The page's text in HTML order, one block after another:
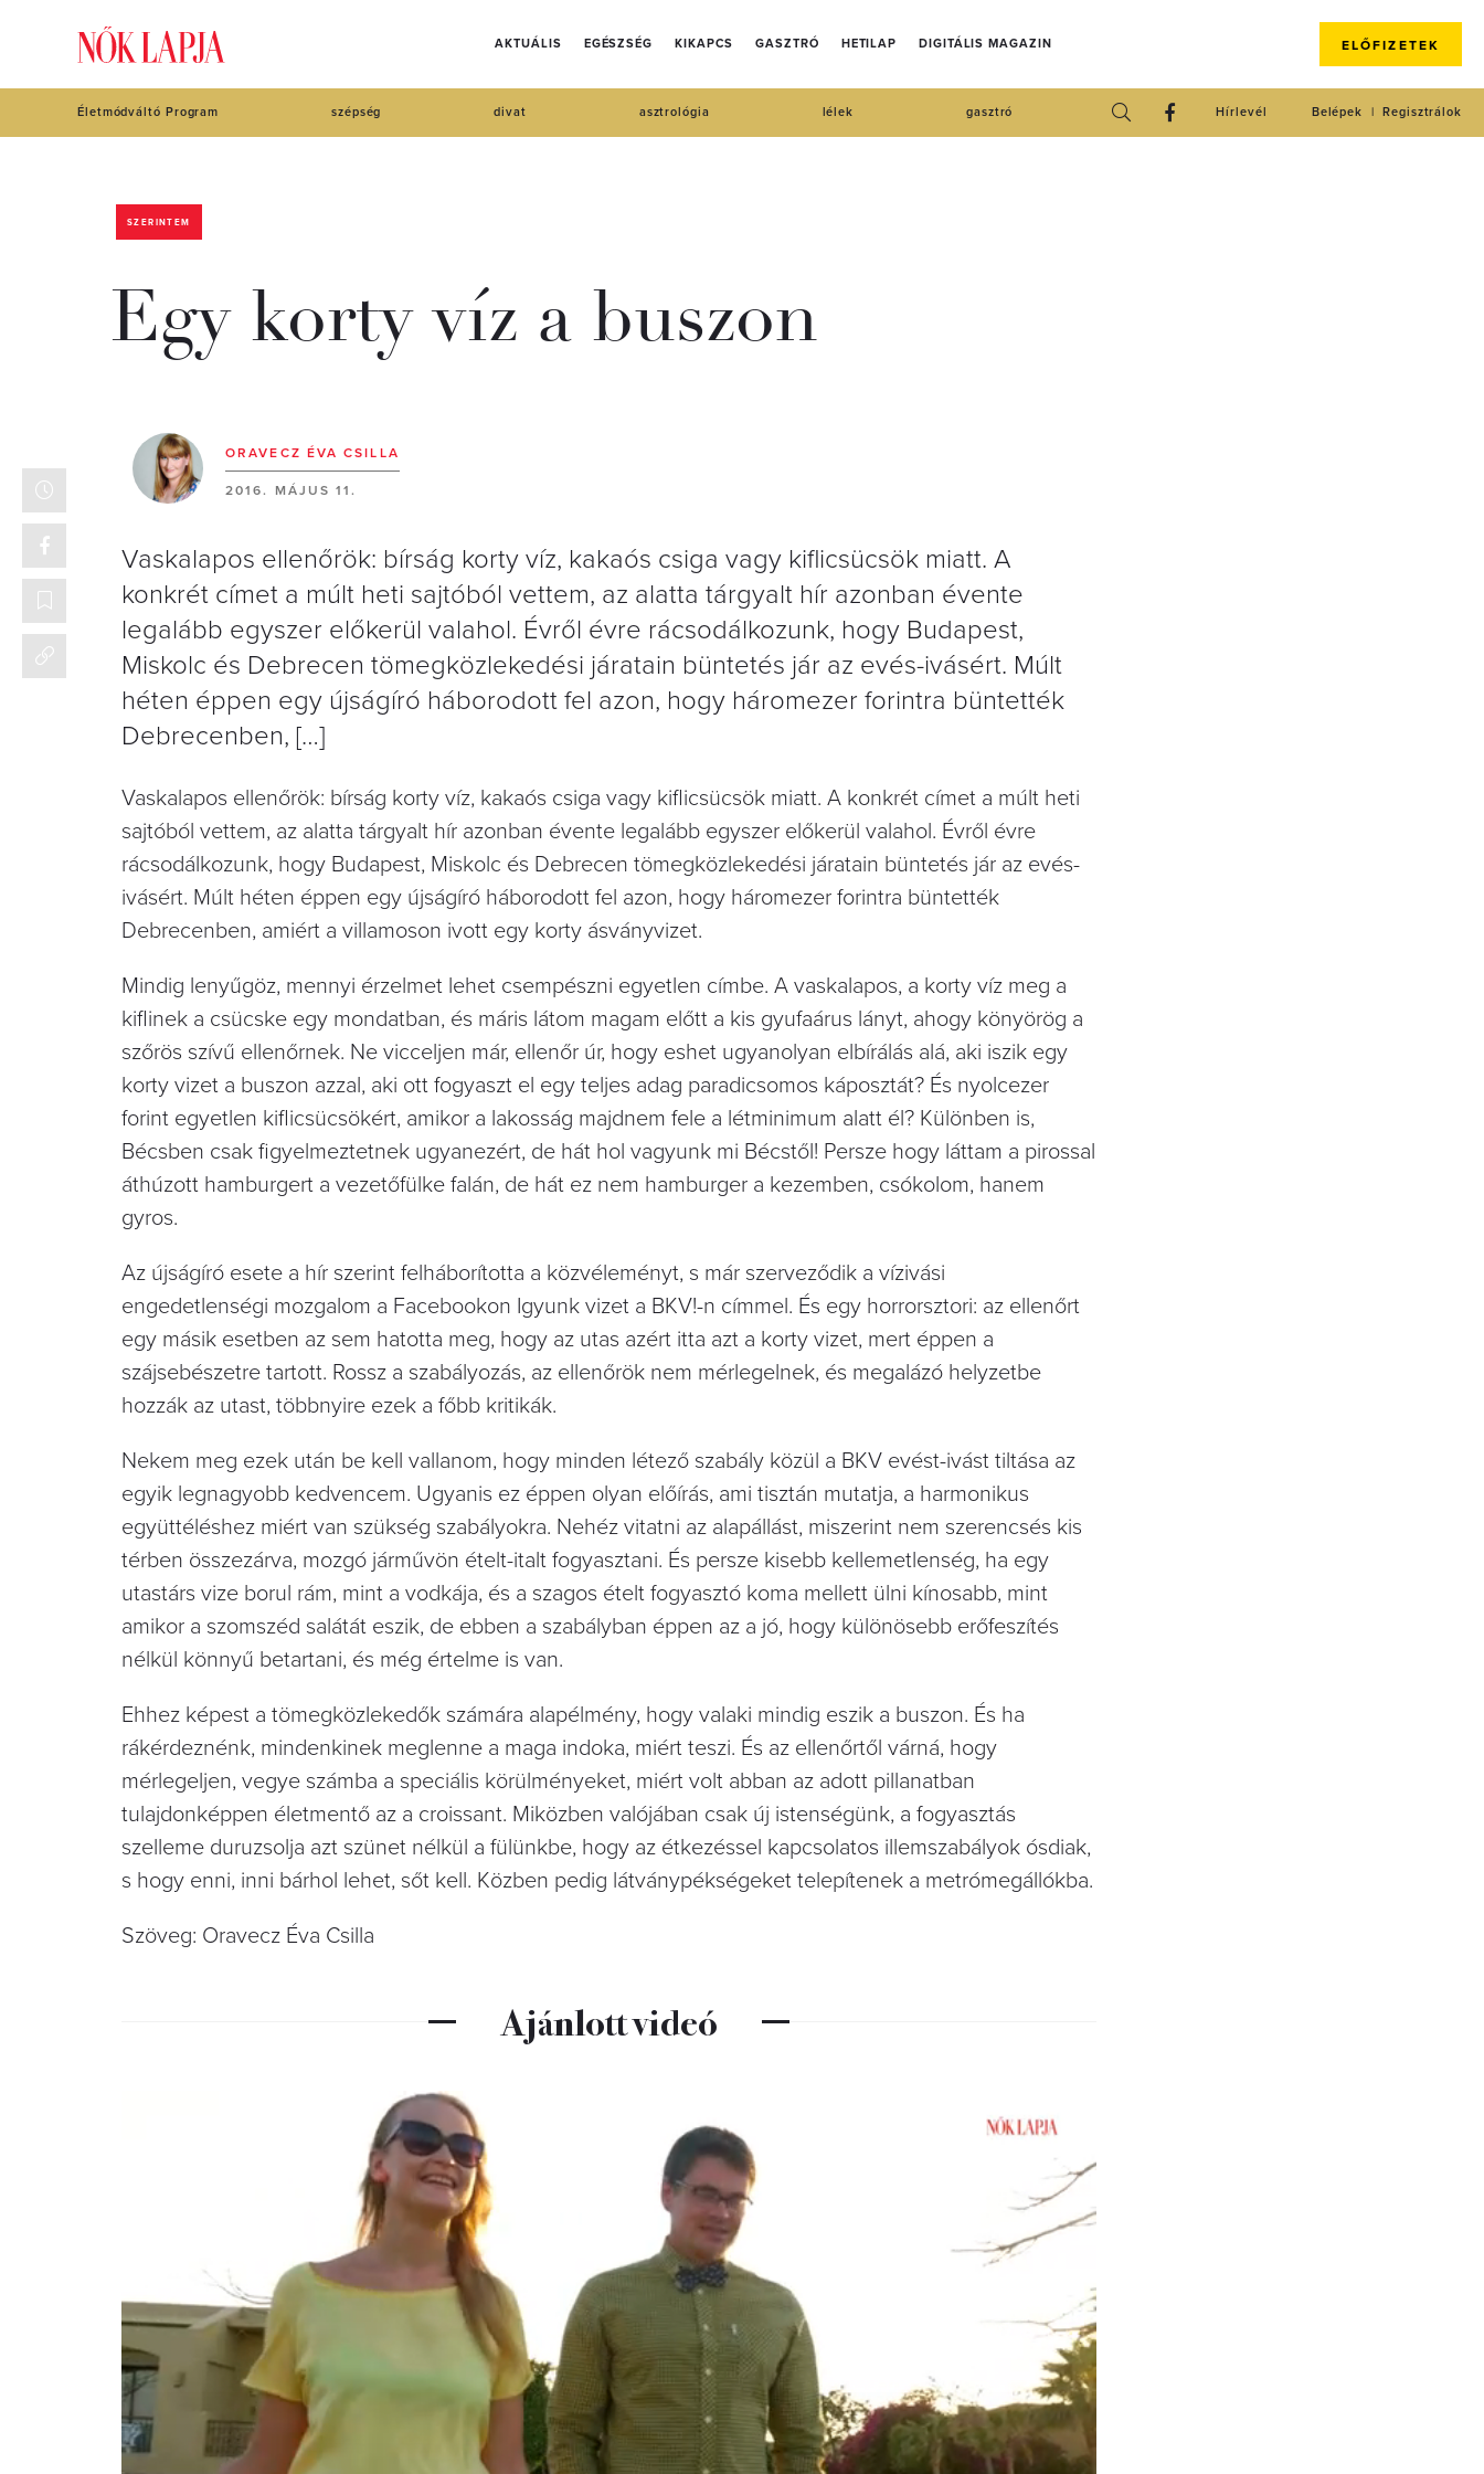
AKTUÁLIS EGÉSZSÉG KIKAPCS GASZTRÓ HETILAP DIGITÁLIS MAGAZIN ELŐFIZETEK
Életmódváltó Program szépség divat asztrológia lélek gasztró Regisztrálok
Belépek
Hírlevél
SZERINTEM
Egy korty víz a buszon
ORAVECZ ÉVA CSILLA
2016. MÁJUS 11.
Vaskalapos ellenőrök: bírság korty víz, kakaós csiga vagy kiflicsücsök miatt. A
konkrét címet a múlt heti sajtóból vettem, az alatta tárgyalt hír azonban évente
legalább egyszer előkerül valahol. Évről évre rácsodálkozunk, hogy Budapest,
Miskolc és Debrecen tömegközlekedési járatain büntetés jár az evés-ivásért. Múlt
héten éppen egy újságíró háborodott fel azon, hogy háromezer forintra büntették
Debrecenben, […]
Vaskalapos ellenőrök: bírság korty víz, kakaós csiga vagy kiflicsücsök miatt. A konkrét címet a múlt heti
sajtóból vettem, az alatta tárgyalt hír azonban évente legalább egyszer előkerül valahol. Évről évre
rácsodálkozunk, hogy Budapest, Miskolc és Debrecen tömegközlekedési járatain büntetés jár az evés-
ivásért. Múlt héten éppen egy újságíró háborodott fel azon, hogy háromezer forintra büntették
Debrecenben, amiért a villamoson ivott egy korty ásványvizet.
Mindig lenyűgöz, mennyi érzelmet lehet csempészni egyetlen címbe. A vaskalapos, a korty víz meg a
kiflinek a csücske egy mondatban, és máris látom magam előtt a kis gyufaárus lányt, ahogy könyörög a
szőrös szívű ellenőrnek. Ne vicceljen már, ellenőr úr, hogy eshet ugyanolyan elbírálás alá, aki iszik egy
korty vizet a buszon azzal, aki ott fogyaszt el egy teljes adag paradicsomos káposztát? És nyolcezer
forint egyetlen kiflicsücsökért, amikor a lakosság majdnem fele a létminimum alatt él? Különben is,
Bécsben csak figyelmeztetnek ugyanezért, de hát hol vagyunk mi Bécstől! Persze hogy láttam a pirossal
áthúzott hamburgert a vezetőfülke falán, de hát ez nem hamburger a kezemben, csókolom, hanem
gyros.
Az újságíró esete a hír szerint felháborította a közvéleményt, s már szerveződik a vízivási
engedetlenségi mozgalom a Facebookon Igyunk vizet a BKV!-n címmel. És egy horrorsztori: az ellenőrt
egy másik esetben az sem hatotta meg, hogy az utas azért itta azt a korty vizet, mert éppen a
szájsebészetre tartott. Rossz a szabályozás, az ellenőrök nem mérlegelnek, és megalázó helyzetbe
hozzák az utast, többnyire ezek a főbb kritikák.
Nekem meg ezek után be kell vallanom, hogy minden létező szabály közül a BKV evést-ivást tiltása az
egyik legnagyobb kedvencem. Ugyanis ez éppen olyan előírás, ami tisztán mutatja, a harmonikus
együttéléshez miért van szükség szabályokra. Nehéz vitatni az alapállást, miszerint nem szerencsés kis
térben összezárva, mozgó járművön ételt-italt fogyasztani. És persze kisebb kellemetlenség, ha egy
utastárs vize borul rám, mint a vodkája, és a szagos ételt fogyasztó koma mellett ülni kínosabb, mint
amikor a szomszéd salátát eszik, de ebben a szabályban éppen az a jó, hogy különösebb erőfeszítés
nélkül könnyű betartani, és még értelme is van.
Ehhez képest a tömegközlekedők számára alapélmény, hogy valaki mindig eszik a buszon. És ha
rákérdeznénk, mindenkinek meglenne a maga indoka, miért teszi. És az ellenőrtől várná, hogy
mérlegeljen, vegye számba a speciális körülményeket, miért volt abban az adott pillanatban
tulajdonképpen életmentő az a croissant. Miközben valójában csak új istenségünk, a fogyasztás
szelleme duruzsolja azt szünet nélkül a fülünkbe, hogy az étkezéssel kapcsolatos illemszabályok ósdiak,
s hogy enni, inni bárhol lehet, sőt kell. Közben pedig látványpékségeket telepítenek a metrómegállókba.
Szöveg: Oravecz Éva Csilla
Ajánlott videó